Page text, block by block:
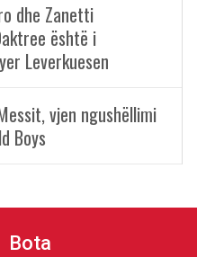
dhe Zanetti
është i
Leverkuesen
vjen ngushëllimi
Boys
Bota